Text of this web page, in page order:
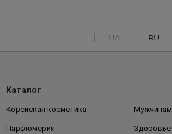
UA RU
Каталог
Корейская косметика Мужчинам
Парфюмерия Здоровье